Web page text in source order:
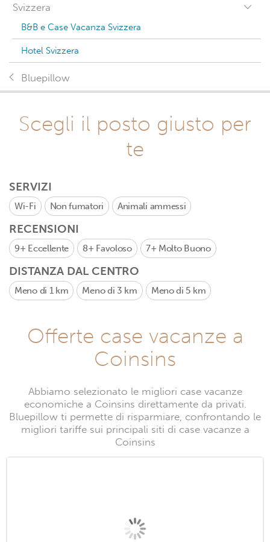
Svizzera
B&B e Case Vacanza Svizzera
Hotel Svizzera
Bluepillow
Scegli il posto giusto per
te
SERVIZI
Wi-Fi Non fumatori Animali ammessi
RECENSIONI
9+ Eccellente 8+ Favoloso 7+ Molto Buono
DISTANZA DAL CENTRO
Meno di 1 km Meno di 3 km Meno di 5 km
Offerte case vacanze a
Coinsins
Abbiamo selezionato le migliori case vacanze
economiche a Coinsins direttamente da privati.
Bluepillow ti permette di risparmiare, confrontando le
migliori tariffe sui principali siti di case vacanze a
Coinsins